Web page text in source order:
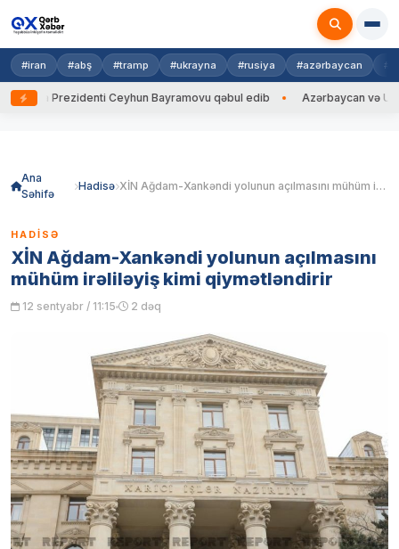
#iran #abş #tramp #ukrayna #rusiya #azərbaycan
Prezidenti Ceyhun Bayramovu qəbul edib Azərbaycan və
Ana
Səhifə
Hadisə XİN Ağdam-Xankəndi yolunun açılmasını mühüm irəliləyiş kimi qiymətləndirir
HADISƏ
XİN Ağdam-Xankəndi yolunun açılmasını
mühüm irəliləyiş kimi qiymətləndirir
12 sentyabr / 11:15 2 dəq